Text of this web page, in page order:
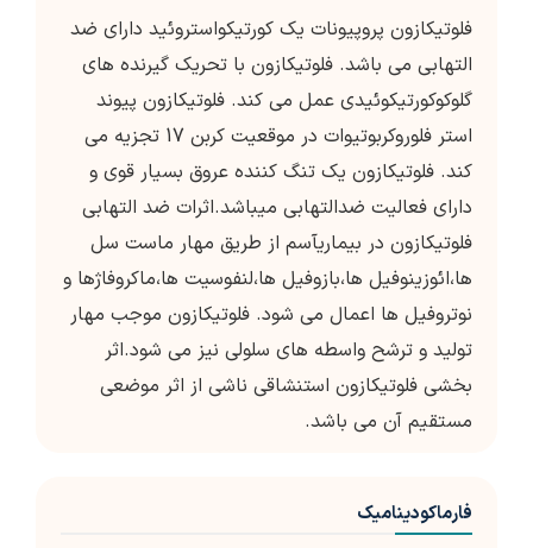
فلوتیکازون پروپیونات یک کورتیکواستروئید دارای ضد
التهابی می باشد. فلوتیکازون با تحریک گیرنده های
گلوکوکورتیکوئیدی عمل می کند. فلوتیکازون پیوند
استر فلوروکربوتیوات در موقعیت کربن 17 تجزیه می
کند. فلوتیکازون یک تنگ کننده عروق بسیار قوی و
دارای فعالیت ضدالتهابی میباشد.اثرات ضد التهابی
فلوتیکازون در بیماریآسم از طریق مهار ماست سل
ها،ائوزینوفیل ها،بازوفیل ها،لنفوسیت ها،ماکروفاژها و
نوتروفیل ها اعمال می شود. فلوتیکازون موجب مهار
تولید و ترشح واسطه های سلولی نیز می شود.اثر
بخشی فلوتیکازون استنشاقی ناشی از اثر موضعی
مستقیم آن می باشد.
فارماکودینامیک